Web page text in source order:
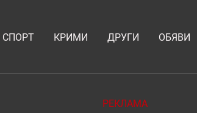
СПОРТ КРИМИ ДРУГИ ОБЯВИ
РЕКЛАМА